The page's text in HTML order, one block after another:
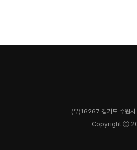
(우)16267 경기도 수원
Copyright ⓒ